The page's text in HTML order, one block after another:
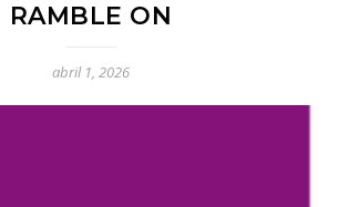
RAMBLE ON
abril 1, 2026